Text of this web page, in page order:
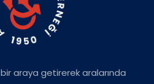
araya getirerek aralarında